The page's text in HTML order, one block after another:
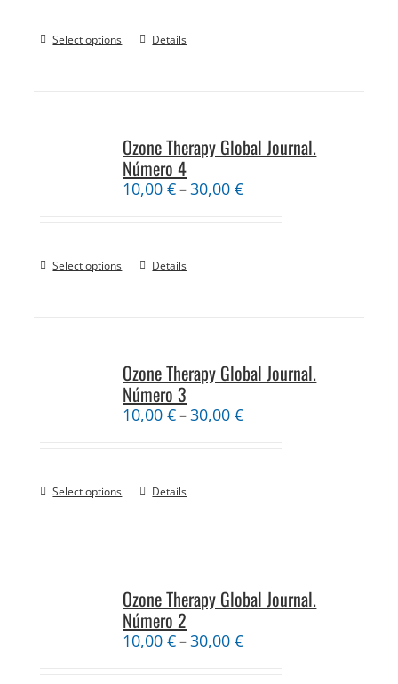
Select options Details
Ozone Therapy Global Journal.
Número 4
10,00€–30,00€
Select options Details
Ozone Therapy Global Journal.
Número 3
10,00€–30,00€
Select options Details
Ozone Therapy Global Journal.
Número 2
10,00€–30,00€